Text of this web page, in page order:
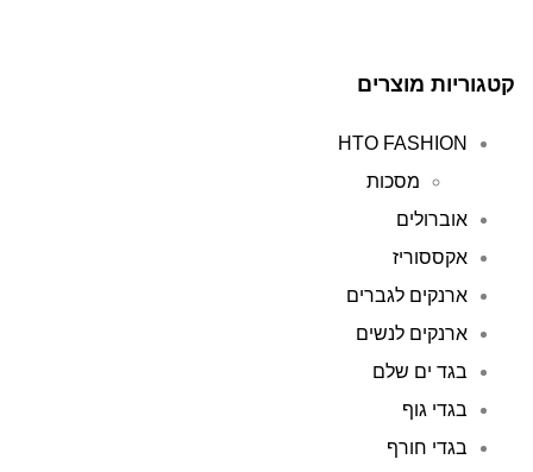
קטגוריות מוצרים
HTO FASHION
מסכות
אוברולים
אקססוריז
ארנקים לגברים
ארנקים לנשים
בגד ים שלם
בגדי גוף
בגדי חורף